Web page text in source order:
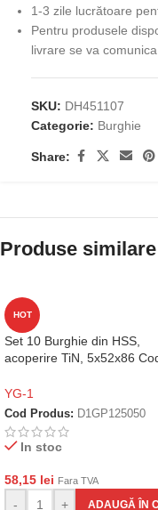
1-3 zile lucrătoare
Pentru produsele
livrare se va
SKU: DH451107
Categorie: Burghie
Share:
Produse similare
HOT
Set 10 Burghie din HSS,
acoperire TiN, 5x52x86
YG-1
Cod Produs: D1GP125050
In stoc
58,15 lei Fara TVA
- + ADAUGĂ ÎN